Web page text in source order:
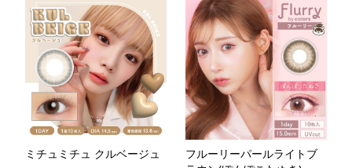
ミチュミチュ クルベージュ
フルーリーパールライトブ